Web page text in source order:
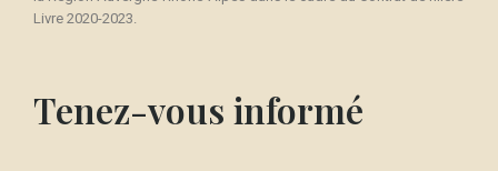
Livre 2020-2023.
Tenez-vous informé